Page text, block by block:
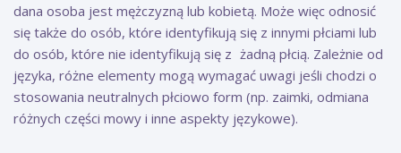
dana osoba jest mężczyzną lub kobietą. Może więc odnosić
się także do osób, które identyfikują się z innymi płciami lub
do osób, które nie identyfikują się z żadną płcią. Zależnie od
języka, różne elementy mogą wymagać uwagi jeśli chodzi o
stosowania neutralnych płciowo form (np. zaimki, odmiana
różnych części mowy i inne aspekty językowe).